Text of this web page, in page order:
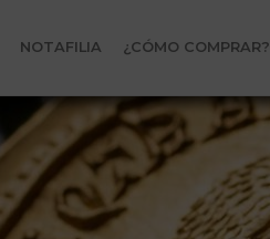
NOTAFILIA ¿CÓMO COMPRAR?